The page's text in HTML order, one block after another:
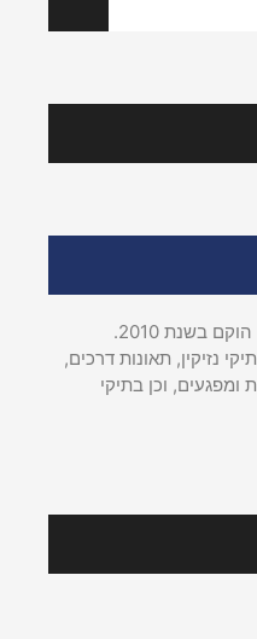
כהן
בשנת 2010.
נזיקין, תאונות דרכים,
ומפגעים, וכן בתיקי